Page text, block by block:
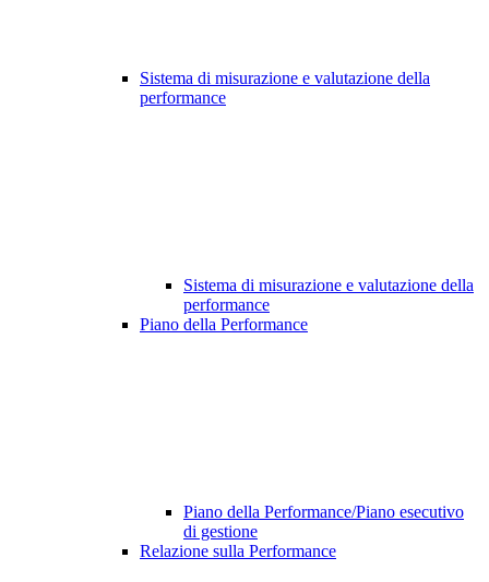
Sistema di misurazione e valutazione della
performance
Sistema di misurazione e valutazione della
performance
Piano della Performance
Piano della Performance/Piano esecutivo
di gestione
Relazione sulla Performance